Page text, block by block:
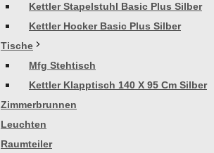
Kettler Stapelstuhl Basic Plus Silber
Kettler Hocker Basic Plus Silber
Tische
Mfg Stehtisch
Kettler Klapptisch 140 X 95 Cm Silber
Zimmerbrunnen
Leuchten
Raumteiler